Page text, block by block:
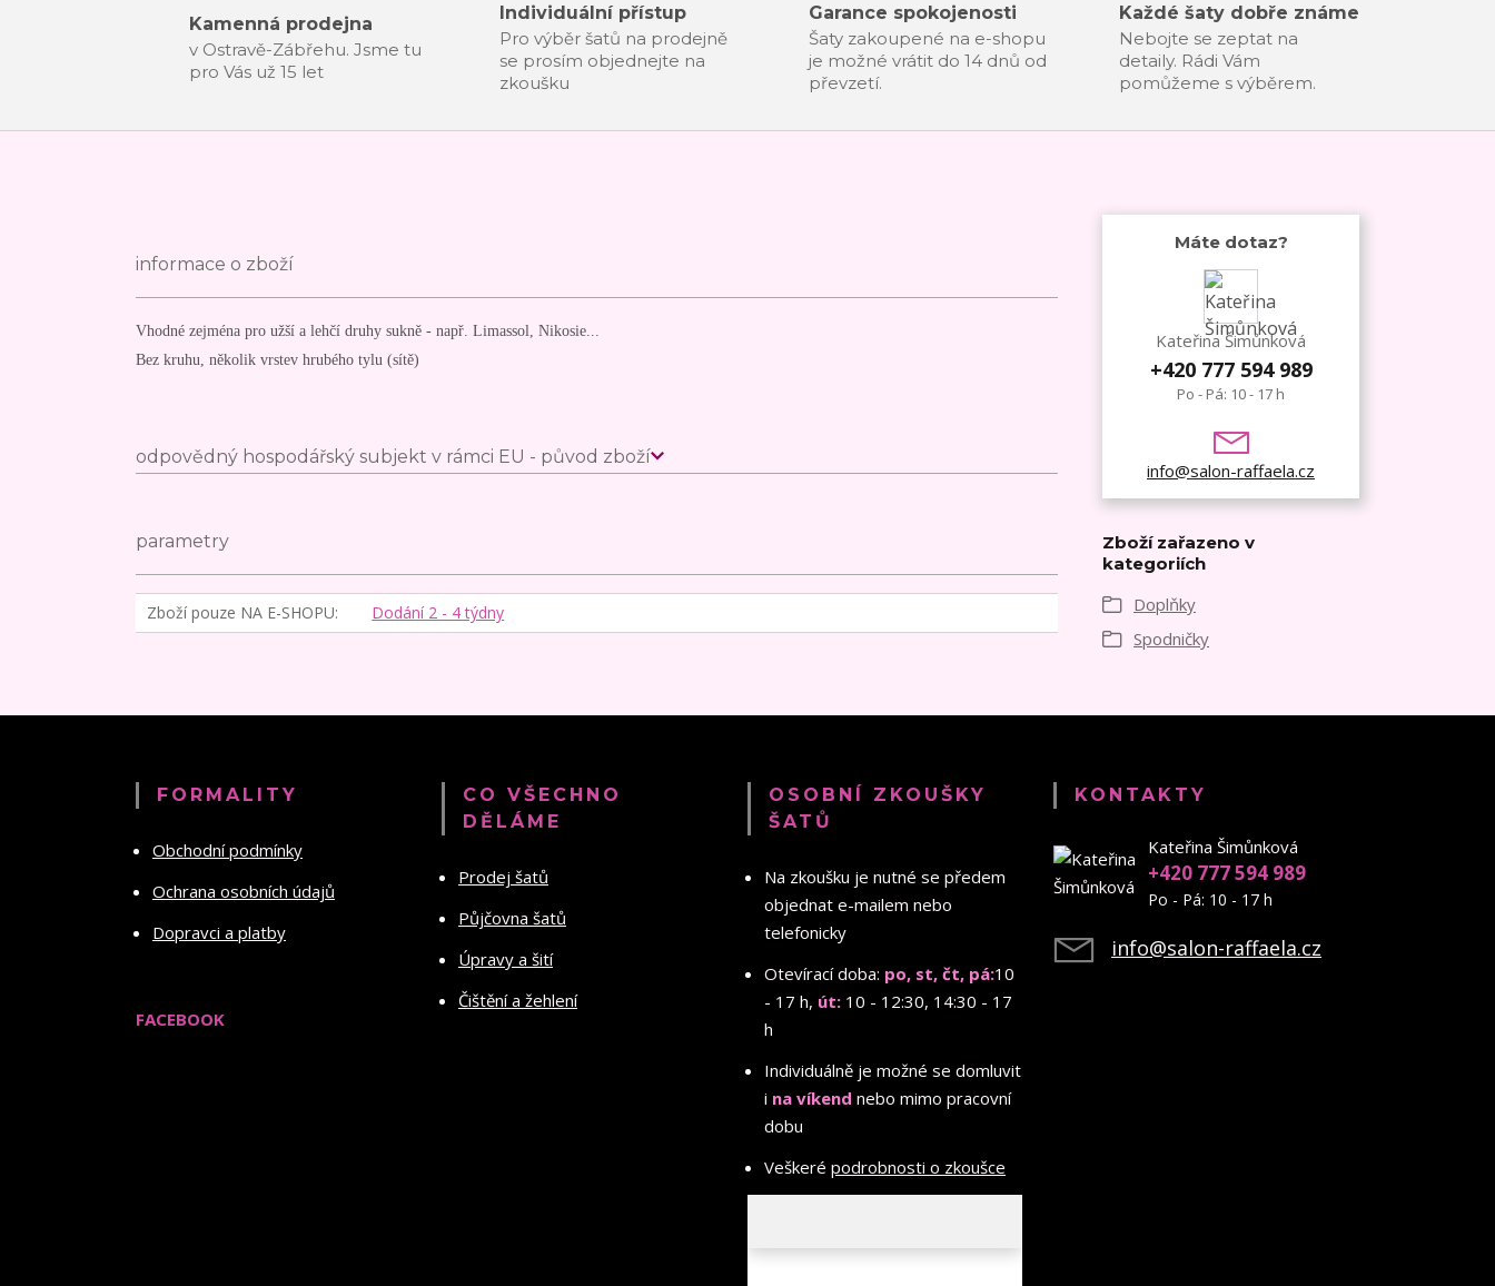
Kamenná prodejna
v Ostravě-Zábřehu. Jsme tu
pro Vás už 15 let
Individuální přístup
Pro výběr šatů na prodejně
se prosím objednejte na
zkoušku
Garance spokojenosti
Šaty zakoupené na e-shopu
je možné vrátit do 14 dnů od
převzetí.
Každé šaty dobře známe
Nebojte se zeptat na
detaily. Rádi Vám
pomůžeme s výběrem.
informace o zboží
Vhodné zejména pro užší a lehčí druhy sukně - např. Limassol, Nikosie...
Bez kruhu, několik vrstev hrubého tylu (sítě)
odpovědný hospodářský subjekt v rámci EU - původ zboží
parametry
Zboží pouze NA E-SHOPU Dodání 2 - 4 týdny
Máte dotaz?
Kateřina Šimůnková
+420 777 594 989
Po - Pá: 10 - 17 h
info@salon-raffaela.cz
Zboží zařazeno v
kategoriích
Doplňky
Spodničky
FORMALITY
Obchodní podmínky
Ochrana osobních údajů
Dopravci a platby
FACEBOOK
CO VŠECHNO
DĚLÁME
Prodej šatů
Půjčovna šatů
Úpravy a šití
Čištění a žehlení
OSOBNÍ ZKOUŠKY
ŠATŮ
Na zkoušku je nutné se předem
objednat e-mailem nebo
telefonicky
Otevírací doba: po, st, čt, pá:10
- 17 h, út: 10 - 12:30, 14:30 - 17
h
Individuálně je možné se domluvit
i na víkend nebo mimo pracovní
dobu
Veškeré podrobnosti o zkoušce
KONTAKTY
Kateřina Šimůnková
+420 777 594 989
Po - Pá: 10 - 17 h
info@salon-raffaela.cz